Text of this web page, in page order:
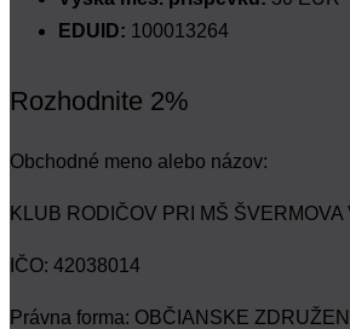
EDUID: 100013264
Rozhodnite 2%
Obchodné meno alebo názov:
KLUB RODIČOV PRI MŠ ŠVERMOVA
IČO: 42038014
Právna forma: OBČIANSKE